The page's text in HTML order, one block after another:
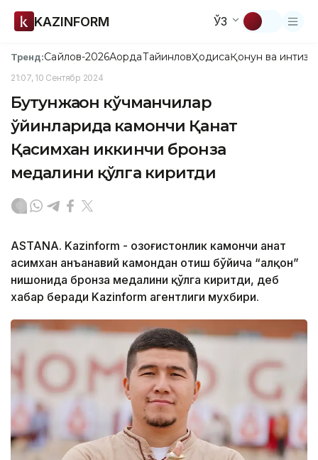
KAZINFORM ЎЗ
Тренд:Сайлов-2026АқордаТайинловҲодисаҚонун ва
21:07, 10 Сентябр 2024
Бутунжаҳон кўчманчилар
ўйинларида камончи Қанат
Қасимхан иккинчи бронза
медалини қўлга киритди
ASTANA. Kazinform - Қозоғистонлик камончи Қанат
Қасимхан анъанавий камондан отиш бўйича “Қалқон”
нишонида бронза медалини қўлга киритди, деб
хабар беради Kazinform агентлиги мухбири.